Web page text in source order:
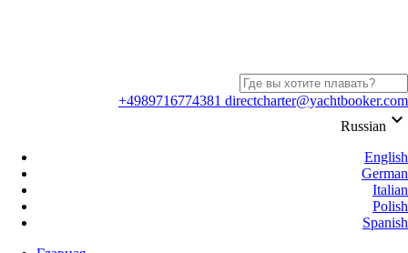
+4989716774381 directcharter@yachtbooker.com
Russian keyboard_arrow_down
English
German
Italian
Polish
Spanish